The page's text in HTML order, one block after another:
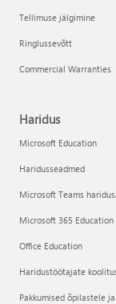
Tellimuse jälgimine
Ringlussevõtt
Commercial Warranties
Haridus
Microsoft Education
Haridusseadmed
Microsoft Teams
Microsoft 365 Education
Office Education
Haridustöötajate
Pakkumised õpilastele